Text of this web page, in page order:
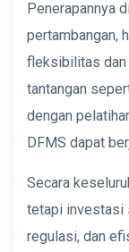
Penerapannya
pertambangan,
fleksibilitas dan
tantangan
dengan
DFMS dapat
Secara
tetapi investasi
regulasi, dan